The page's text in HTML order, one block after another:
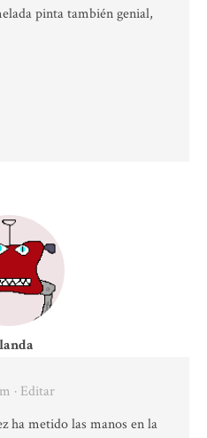
pinta también genial,
· Editar
ha metido las manos en la